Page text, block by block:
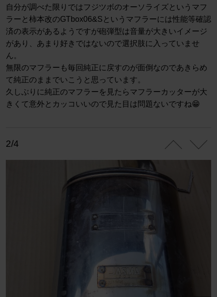
自分が調べた限りではフジツボのオーソライズというマフ
ラーと柿本改のGTbox06&Sというマフラーには性能等確認
済の表示があるようですが砲弾型は音量が大きいイメージ
があり、あまり好きではないので選択肢に入っていませ
ん。
無限のマフラーも毎回純正に戻すのが面倒なのであきらめ
て純正のままでいこうと思っています。
久しぶりに純正のマフラーを見たらマフラーカッターが大
きくて意外とカッコいいので見た目は問題ないですね😁
2/4